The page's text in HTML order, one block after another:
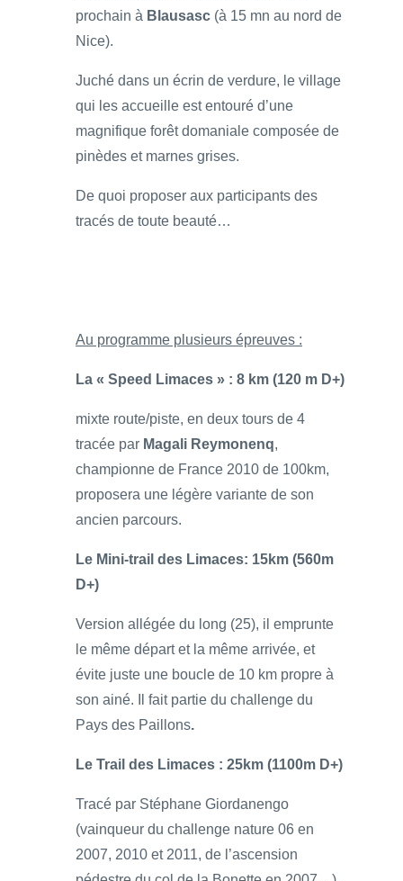
prochain à Blausasc (à 15 mn au nord de
Nice).
Juché dans un écrin de verdure, le village
qui les accueille est entouré d’une
magnifique forêt domaniale composée de
pinèdes et marnes grises.
De quoi proposer aux participants des
tracés de toute beauté…
Au programme plusieurs épreuves :
La « Speed Limaces » : 8 km (120 m D+)
mixte route/piste, en deux tours de 4
tracée par Magali Reymonenq,
championne de France 2010 de 100km,
proposera une légère variante de son
ancien parcours.
Le Mini-trail des Limaces: 15km (560m
D+)
Version allégée du long (25), il emprunte
le même départ et la même arrivée, et
évite juste une boucle de 10 km propre à
son ainé. Il fait partie du challenge du
Pays des Paillons.
Le Trail des Limaces : 25km (1100m D+)
Tracé par Stéphane Giordanengo
(vainqueur du challenge nature 06 en
2007, 2010 et 2011, de l’ascension